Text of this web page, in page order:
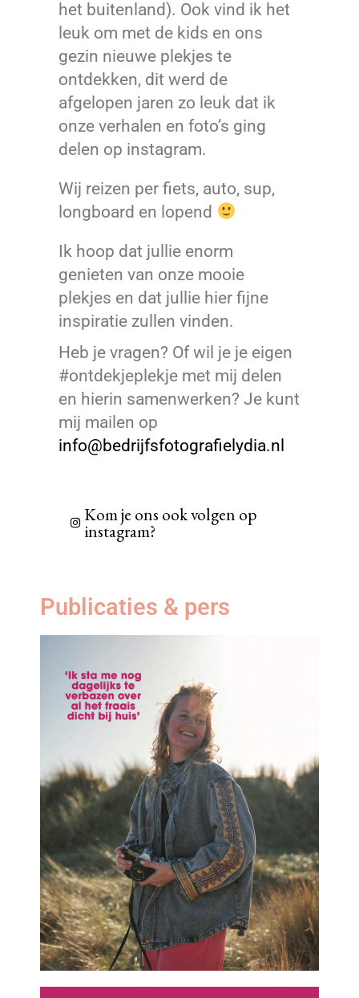
het buitenland). Ook vind ik het
leuk om met de kids en ons
gezin nieuwe plekjes te
ontdekken, dit werd de
afgelopen jaren zo leuk dat ik
onze verhalen en foto’s ging
delen op instagram.
Wij reizen per fiets, auto, sup,
longboard en lopend
Ik hoop dat jullie enorm
genieten van onze mooie
plekjes en dat jullie hier fijne
inspiratie zullen vinden.
Heb je vragen? Of wil je je eigen
#ontdekjeplekje met mij delen
en hierin samenwerken? Je kunt
mij mailen op
info@bedrijfsfotografielydia.nl
Kom je ons ook volgen op
instagram?
Publicaties & pers